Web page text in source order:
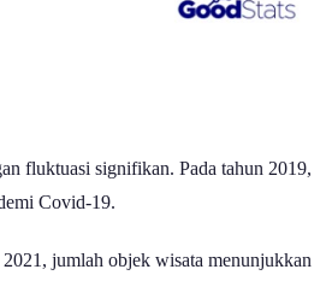
fluktuasi signifikan. Pada tahun 2019,
Covid-19.
2021, jumlah objek wisata menunjukkan